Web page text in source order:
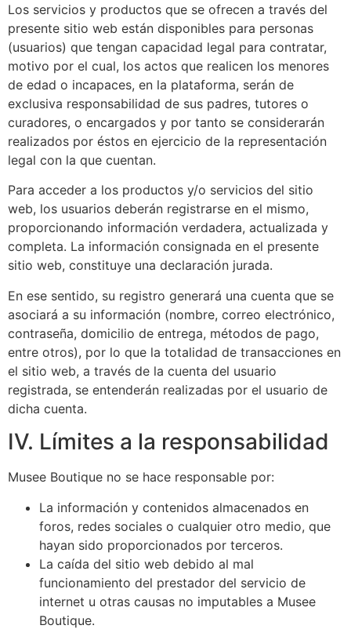
Los servicios y productos que se ofrecen a través del
presente sitio web están disponibles para personas
(usuarios) que tengan capacidad legal para contratar,
motivo por el cual, los actos que realicen los menores
de edad o incapaces, en la plataforma, serán de
exclusiva responsabilidad de sus padres, tutores o
curadores, o encargados y por tanto se considerarán
realizados por éstos en ejercicio de la representación
legal con la que cuentan.
Para acceder a los productos y/o servicios del sitio
web, los usuarios deberán registrarse en el mismo,
proporcionando información verdadera, actualizada y
completa. La información consignada en el presente
sitio web, constituye una declaración jurada.
En ese sentido, su registro generará una cuenta que se
asociará a su información (nombre, correo electrónico,
contraseña, domicilio de entrega, métodos de pago,
entre otros), por lo que la totalidad de transacciones en
el sitio web, a través de la cuenta del usuario
registrada, se entenderán realizadas por el usuario de
dicha cuenta.
IV. Límites a la responsabilidad
Musee Boutique no se hace responsable por:
La información y contenidos almacenados en
foros, redes sociales o cualquier otro medio, que
hayan sido proporcionados por terceros.
La caída del sitio web debido al mal
funcionamiento del prestador del servicio de
internet u otras causas no imputables a Musee
Boutique.